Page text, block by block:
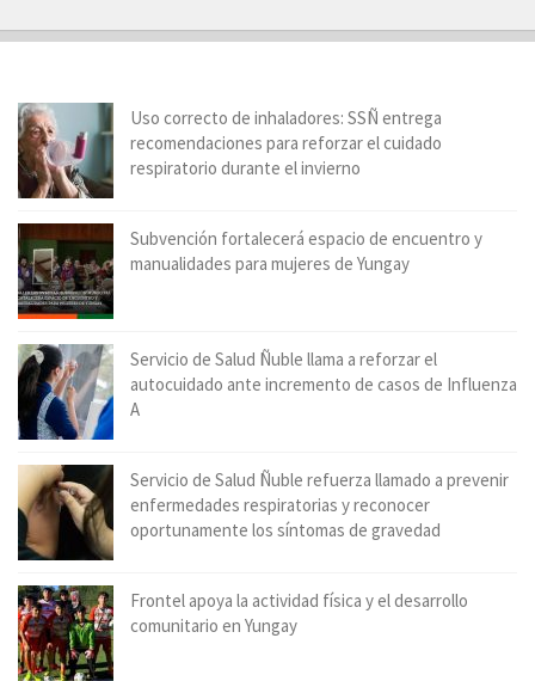
Uso correcto de inhaladores: SSÑ entrega
recomendaciones para reforzar el cuidado
respiratorio durante el invierno
Subvención fortalecerá espacio de encuentro y
manualidades para mujeres de Yungay
Servicio de Salud Ñuble llama a reforzar el
autocuidado ante incremento de casos de Influenza
A
Servicio de Salud Ñuble refuerza llamado a prevenir
enfermedades respiratorias y reconocer
oportunamente los síntomas de gravedad
Frontel apoya la actividad física y el desarrollo
comunitario en Yungay